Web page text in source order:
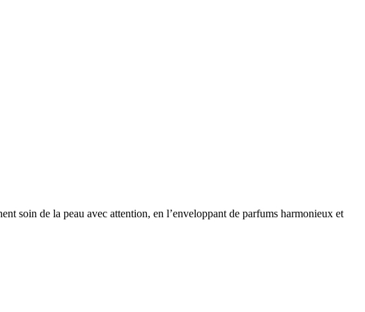
soin de la peau avec attention, en l’enveloppant de parfums harmonieux et